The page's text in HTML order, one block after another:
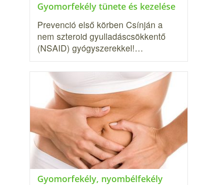
Gyomorfekély tünete és kezelése
Prevenció első körben Csínján a
nem szteroid gyulladáscsökkentő
(NSAID) gyógyszerekkel!…
Gyomorfekély, nyombélfekély